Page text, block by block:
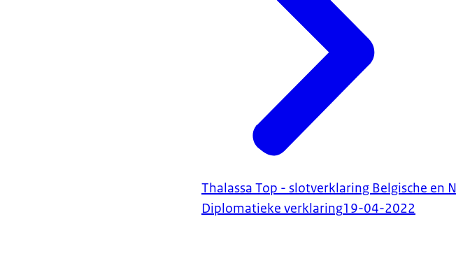
Thalassa Top - slotverklaring Belgische en
Diplomatieke verklaring19-04-2022